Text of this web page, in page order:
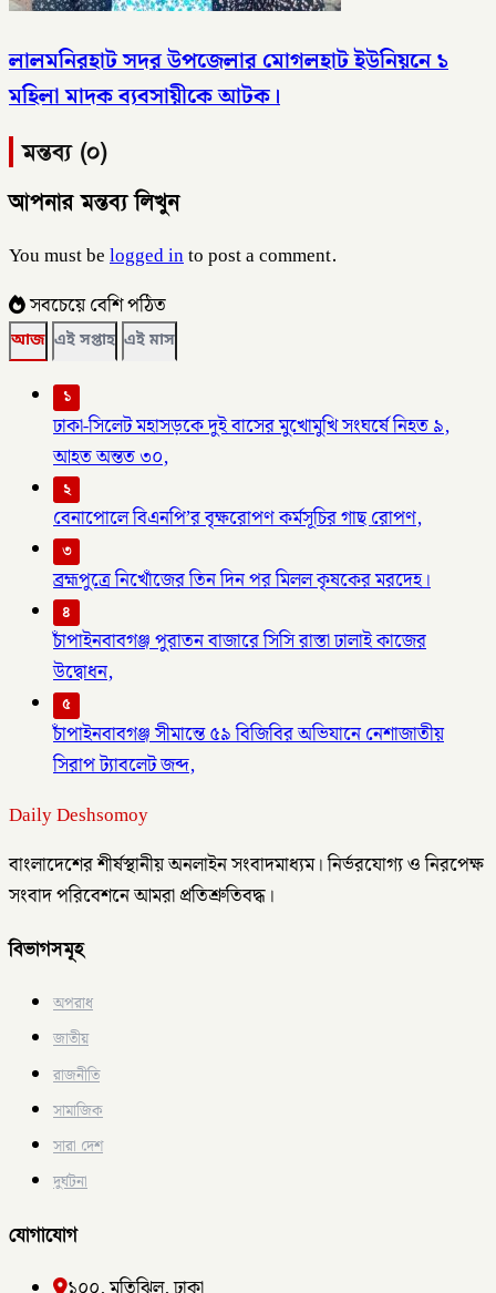
লালমনিরহাট সদর উপজেলার মোগলহাট ইউনিয়নে ১
মহিলা মাদক ব্যবসায়ীকে আটক।
মন্তব্য (০)
আপনার মন্তব্য লিখুন
You must belogged into post a comment.
সবচেয়ে বেশি পঠিত
আজ এই সপ্তাহ এই মাস
১
ঢাকা-সিলেট মহাসড়কে দুই বাসের মুখোমুখি সংঘর্ষে নিহত ৯,
আহত অন্তত ৩০,
২
বেনাপোলে বিএনপি’র বৃক্ষরোপণ কর্মসূচির গাছ রোপণ,
৩
ব্রহ্মপুত্রে নিখোঁজের তিন দিন পর মিলল কৃষকের মরদেহ।
৪
চাঁপাইনবাবগঞ্জ পুরাতন বাজারে সিসি রাস্তা ঢালাই কাজের
উদ্বোধন,
৫
চাঁপাইনবাবগঞ্জ সীমান্তে ৫৯ বিজিবির অভিযানে নেশাজাতীয়
সিরাপ ট্যাবলেট জব্দ,
Daily Deshsomoy
বাংলাদেশের শীর্ষস্থানীয় অনলাইন সংবাদমাধ্যম। নির্ভরযোগ্য ও নিরপেক্ষ
সংবাদ পরিবেশনে আমরা প্রতিশ্রুতিবদ্ধ।
বিভাগসমূহ
অপরাধ
জাতীয়
রাজনীতি
সামাজিক
সারা দেশ
দুর্ঘটনা
যোগাযোগ